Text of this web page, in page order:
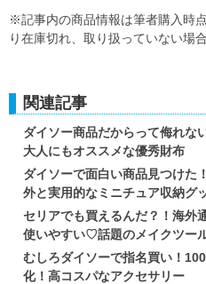
※記事内の商品情報は筆者購入時
り在庫切れ、取り扱っていない場
関連記事
ダイソー商品だからって侮れ
大人にもオススメな優秀財布
ダイソーで面白い商品見つけ
外と実用的なミニチュア収納グ
セリアでも買えるんだ？！海
使いやすい♡話題のメイクツー
むしろダイソーで指名買い！
化！高コスパなアクセサリー